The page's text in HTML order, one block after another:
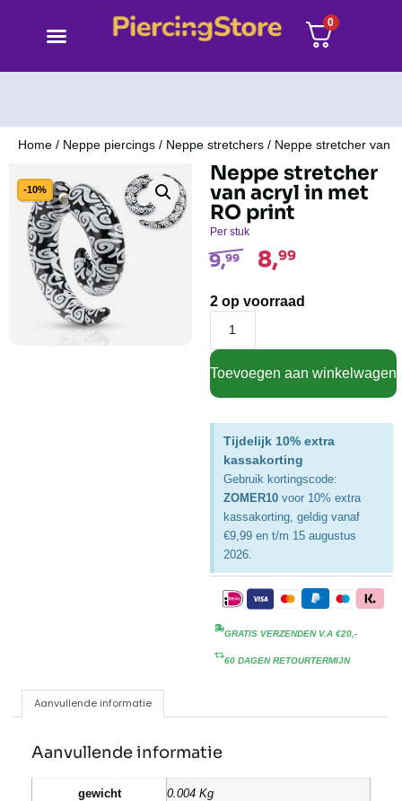
0
Home / Neppe piercings / Neppe stretchers / Neppe stretcher van
-10%
Neppe stretcher
van acryl in met
RO print
Per stuk
9,99 8,99
2 op voorraad
Toevoegen aan winkelwagen
Tijdelijk 10% extra
kassakorting
Gebruik kortingscode:
ZOMER10 voor 10% extra
kassakorting, geldig vanaf
€9,99 en t/m 15 augustus
2026.
GRATIS VERZENDEN V.A €20,-
60 DAGEN RETOURTERMIJN
Aanvullende informatie
Aanvullende informatie
gewicht 0.004 Kg